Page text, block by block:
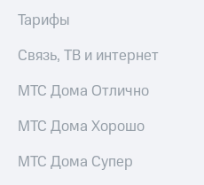
Еврооблигации-2023
о
именных
Другое
Тарифы
Связь, ТВ и интернет
МТС Дома Отлично
МТС Дома Хорошо
МТС Дома Супер